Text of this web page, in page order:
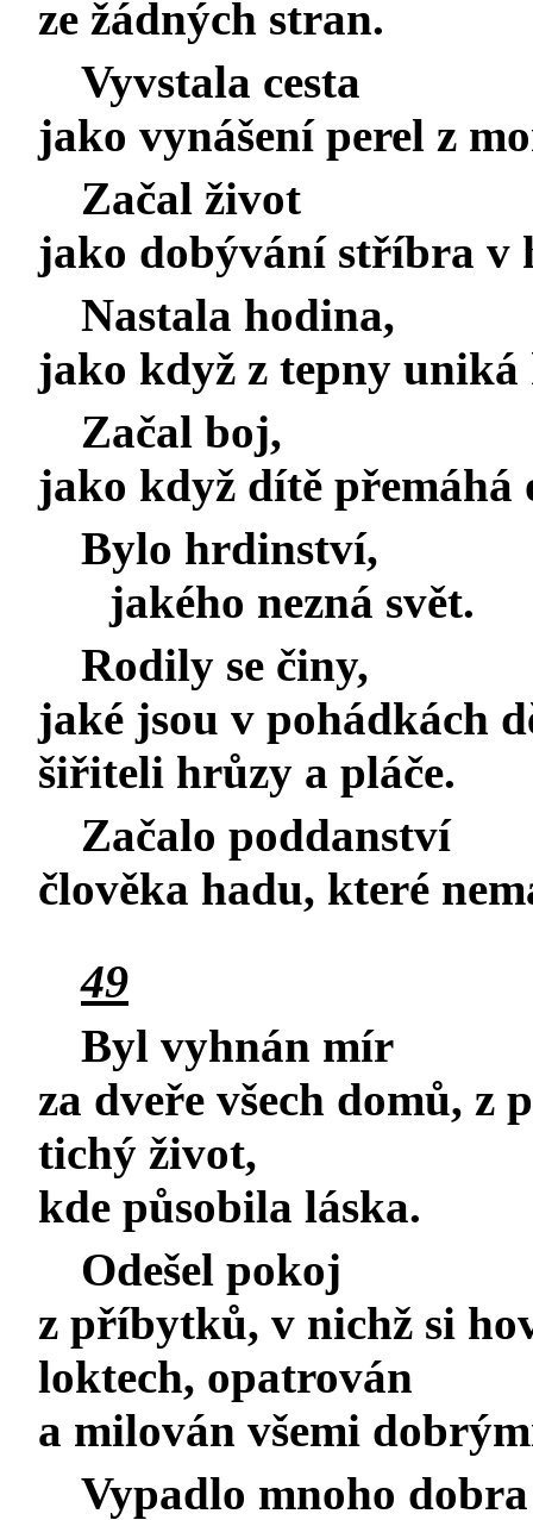
ze žádných stran.
Vyvstala cesta
jako vynášení perel z
Začal život
jako dobývání stříbra v
Nastala hodina,
jako když z tepny uniká
Začal boj,
jako když dítě přemáhá
Bylo hrdinství,
jakého nezná svět.
Rodily se činy,
jaké jsou v pohádkách
šiřiteli hrůzy a pláče.
Začalo poddanství
člověka hadu, které
49
Byl vyhnán mír
za dveře všech domů, z
tichý život,
kde působila láska.
Odešel pokoj
z příbytků, v nichž si
loktech, opatrován
a milován všemi
Vypadlo mnoho dobra